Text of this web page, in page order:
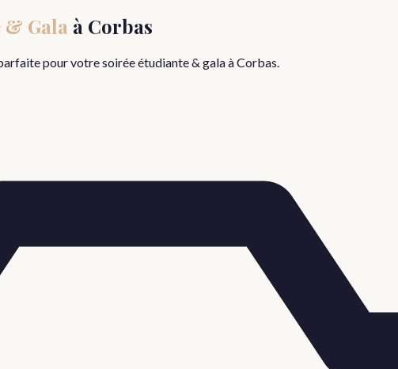
Gala à Corbas
pour votresoirée étudiante & galaàCorbas.